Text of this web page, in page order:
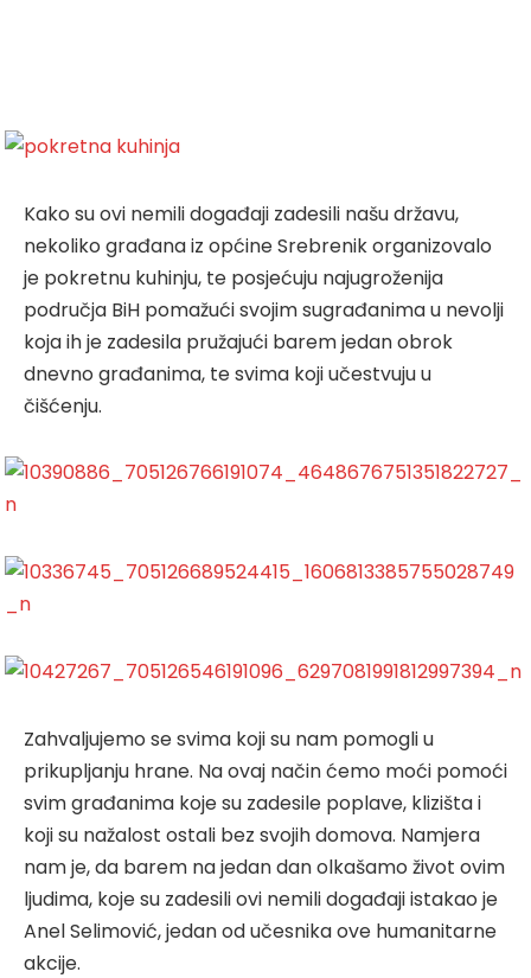
Kako su ovi nemili događaji zadesili našu državu,
nekoliko građana iz općine Srebrenik organizovalo
je pokretnu kuhinju, te posjećuju najugroženija
područja BiH pomažući svojim sugrađanima u nevolji
koja ih je zadesila pružajući barem jedan obrok
dnevno građanima, te svima koji učestvuju u
čišćenju.
Zahvaljujemo se svima koji su nam pomogli u
prikupljanju hrane. Na ovaj način ćemo moći pomoći
svim građanima koje su zadesile poplave, klizišta i
koji su nažalost ostali bez svojih domova. Namjera
nam je, da barem na jedan dan olkašamo život ovim
ljudima, koje su zadesili ovi nemili događaji istakao je
Anel Selimović, jedan od učesnika ove humanitarne
akcije.